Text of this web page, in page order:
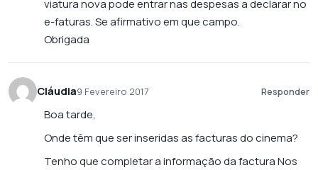
viatura nova pode entrar nas despesas a declarar no
e-faturas. Se afirmativo em que campo.
Obrigada
Cláudia9 Fevereiro 2017 Responder
Boa tarde,
Onde têm que ser inseridas as facturas do cinema?
Tenho que completar a informação da factura Nos